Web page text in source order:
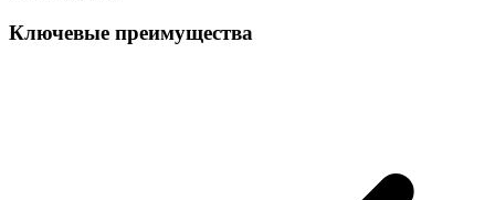
Ключевые преимущества